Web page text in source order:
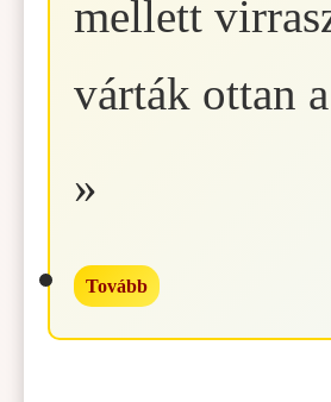
mellett
várták ottan
»
Tovább